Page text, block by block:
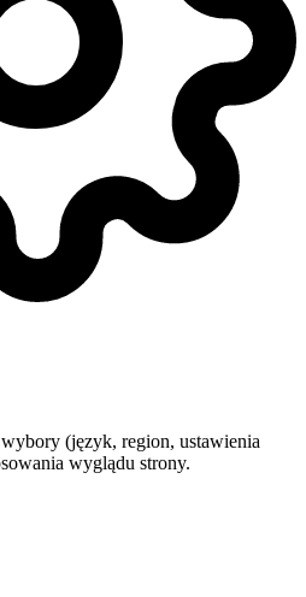
(język, region, ustawienia
wyglądu strony.